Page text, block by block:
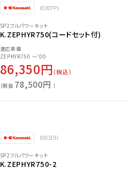
（0307P）
SP2フルパワーキット
K.ZEPHYR750(コードセット付)
適応車種
ZEPHYR750 ～'00
86,350円（税込）
（税抜 78,500円 ）
（00319）
SP2フルパワーキット
K.ZEPHYR750-2